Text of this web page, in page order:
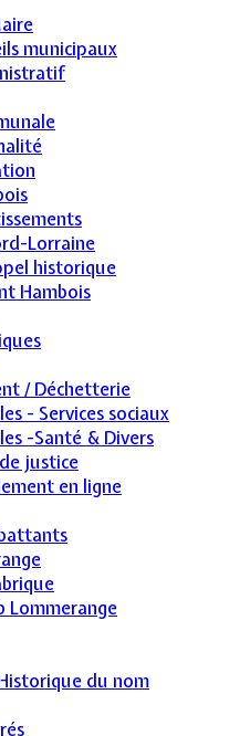
municipaux
Lorraine
historique
Hambois
/ Déchetterie
- Services sociaux
-Santé & Divers
justice
en ligne
Lommerange
du nom